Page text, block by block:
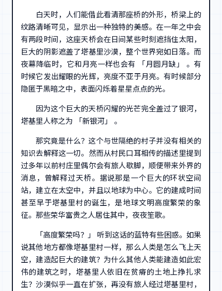
白天时，人们能借此看清那座桥的外形，桥梁上的
纹路清晰可见，显示出一种独特的美感。在一年之中会
有两段时间，这座天桥会在日间某些时刻遮挡住太阳，
巨大的阴影遮盖了塔基里沙漠，整个世界宛如日落。而
夜幕降临时，它和月亮一样也会有 「月圆月缺」 。有
时候它发出耀眼的光辉，亮度不亚于月亮。有时候部分
隐匿于黑暗之中，表面闪烁着星星点点的光。
因为这个巨大的天桥闪耀的光芒完全盖过了银河，
塔基里人称之为 「新银河」 。
那究竟是什么？这个与世隔绝的村子并没有相关的
知识去解释这一切。然而从村民口耳相传的描述里提到
过多年以前村庄里偶尔会有旅人歇脚，顺便带来外界的
消息，曾解释过天桥。据说那是一个巨大的环状空间
站，建立在太空中，并且以地球为中心。它的建成时间
甚至早于塔基里村的诞生，是地球文明高度繁荣的象
征。那些荣华富贵之人居住其中，夜夜笙歌。
「高度繁荣吗？」 听到这话的蓝特有些困惑。如果
说其他地方都像塔基里村一样，那么人类是怎么飞上天
空，建造起巨大的建筑？为什么其他人类能建造如此宏
伟的建筑之时，塔基里人依旧在贫瘠的土地上挣扎求
生？沙漠似乎一直在扩张，再没有旅人经过塔基里村，